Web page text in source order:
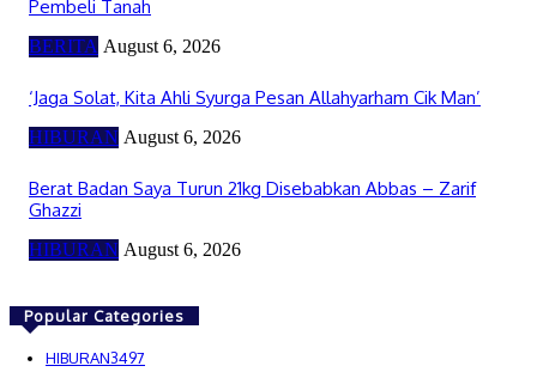
Pembeli Tanah
BERITA August 6, 2026
‘Jaga Solat, Kita Ahli Syurga Pesan Allahyarham Cik Man’
HIBURAN August 6, 2026
Berat Badan Saya Turun 21kg Disebabkan Abbas – Zarif
Ghazzi
HIBURAN August 6, 2026
Popular Categories
HIBURAN3497